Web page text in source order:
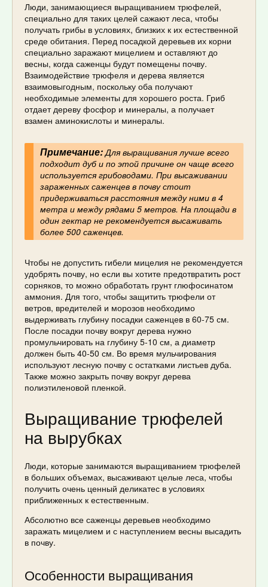
Люди, занимающиеся выращиванием трюфелей,
специально для таких целей сажают леса, чтобы
получать грибы в условиях, близких к их естественной
среде обитания. Перед посадкой деревьев их корни
специально заражают мицелием и оставляют до
весны, когда саженцы будут помещены почву.
Взаимодействие трюфеля и дерева является
взаимовыгодным, поскольку оба получают
необходимые элементы для хорошего роста. Гриб
отдает дереву фосфор и минералы, а получает
взамен аминокислоты и минералы.
Примечание:Для выращивания лучше всего
подходит дуб и по этой причине он чаще всего
используется грибоводами. При высаживании
зараженных саженцев в почву стоит
придерживаться расстояния между ними в 4
метра и между рядами 5 метров. На площади в
один гектар не рекомендуется высаживать
более 500 саженцев.
Чтобы не допустить гибели мицелия не рекомендуется
удобрять почву, но если вы хотите предотвратить рост
сорняков, то можно обработать грунт глюфосинатом
аммония. Для того, чтобы защитить трюфели от
ветров, вредителей и морозов необходимо
выдерживать глубину посадки саженцев в 60-75 см.
После посадки почву вокруг дерева нужно
промульчировать на глубину 5-10 см, а диаметр
должен быть 40-50 см. Во время мульчирования
используют лесную почву с остатками листьев дуба.
Также можно закрыть почву вокруг дерева
полиэтиленовой пленкой.
Выращивание трюфелей
на вырубках
Люди, которые занимаются выращиванием трюфелей
в больших объемах, высаживают целые леса, чтобы
получить очень ценный деликатес в условиях
приближенных к естественным.
Абсолютно все саженцы деревьев необходимо
заражать мицелием и с наступлением весны высадить
в почву.
Особенности выращивания